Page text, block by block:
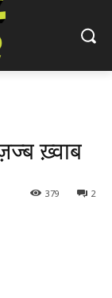
ख़्वाब
2
379